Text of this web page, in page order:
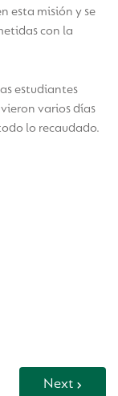
esta misión y se
con la
estudiantes
varios días
lo recaudado.
Next